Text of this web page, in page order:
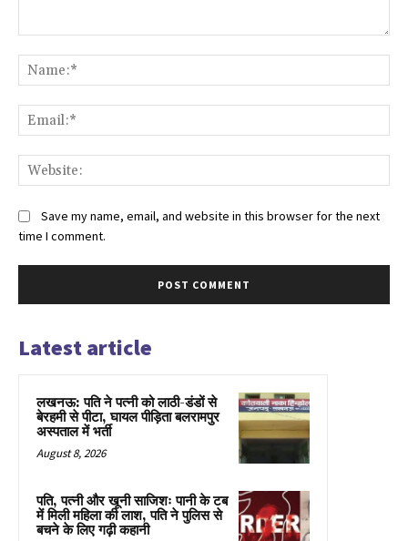
Save my name, email, and website in this browser for the next
time I comment.
Latest article
लखनऊ: पति ने पत्नी को लाठी-डंडों से
बेरहमी से पीटा, घायल पीड़िता बलरामपुर
अस्पताल में भर्ती
August 8, 2026
पति, पत्नी और खूनी साजिशः पानी के टब
में मिली महिला की लाश, पति ने पुलिस से
बचने के लिए गढ़ी कहानी